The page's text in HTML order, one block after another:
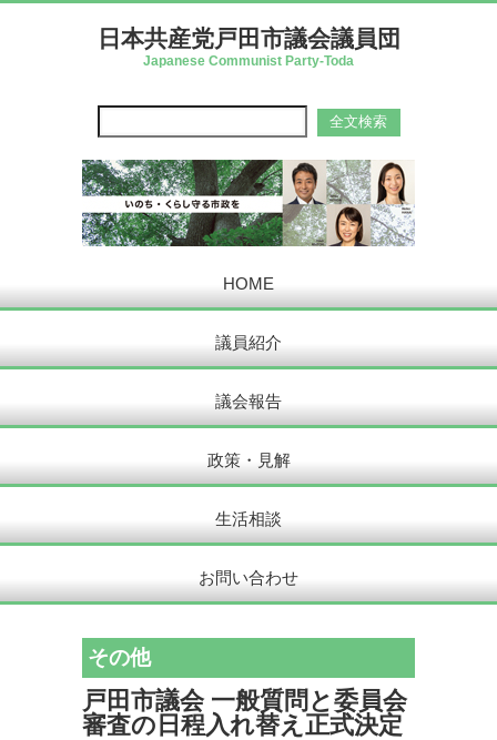
日本共産党戸田市議会議員団
Japanese Communist Party-Toda
HOME
議員紹介
議会報告
政策・見解
生活相談
お問い合わせ
その他
戸田市議会 一般質問と委員会
審査の日程入れ替え正式決定